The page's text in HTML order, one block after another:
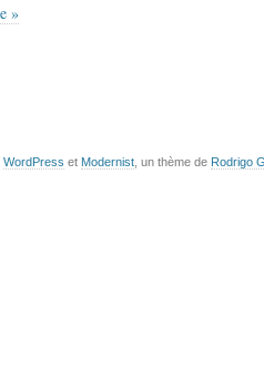
»
WordPress et Modernist , un thème de Rodrigo